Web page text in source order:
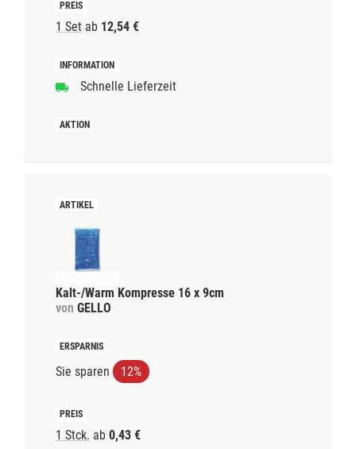
1 Set ab 12,54 €
Schnelle Lieferzeit
Kalt-/Warm Kompresse 16 x 9cm
von GELLO
Sie sparen 12%
1 Stck. ab 0,43 €